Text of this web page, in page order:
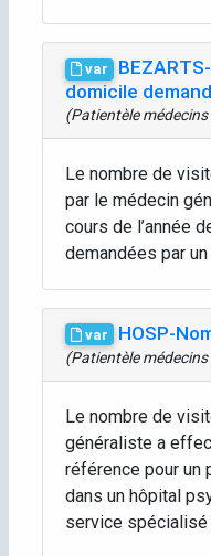
var
domicile
(Patientèle
Le nombre de
par le médecin
cours de l’année
demandées par
var HOSP-
(Patientèle
Le nombre de
généraliste a
référence pour un
dans un hôpital
service